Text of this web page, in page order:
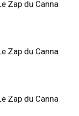
Zap du Canna
Zap du Canna
Zap du Canna